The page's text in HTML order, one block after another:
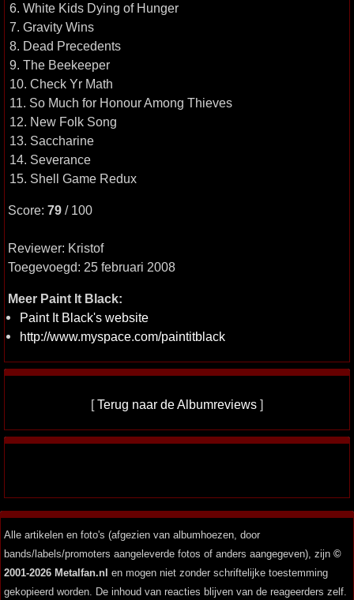
6. White Kids Dying of Hunger
7. Gravity Wins
8. Dead Precedents
9. The Beekeeper
10. Check Yr Math
11. So Much for Honour Among Thieves
12. New Folk Song
13. Saccharine
14. Severance
15. Shell Game Redux
Score: 79 / 100
Reviewer: Kristof
Toegevoegd: 25 februari 2008
Meer Paint It Black:
Paint It Black's website
http://www.myspace.com/paintitblack
[Terug naar de Albumreviews ]
Alle artikelen en foto's (afgezien van albumhoezen, door
bands/labels/promoters aangeleverde fotos of anders aangegeven), zijn ©
2001-2026 Metalfan.nl en mogen niet zonder schriftelijke toestemming
gekopieerd worden. De inhoud van reacties blijven van de reageerders zelf.